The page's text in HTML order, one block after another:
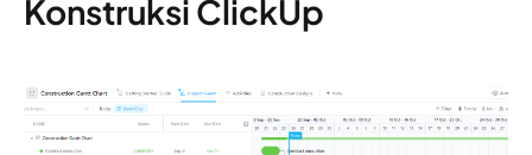
Konstruksi ClickUp